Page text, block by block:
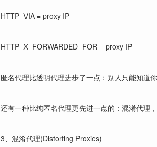
HTTP_VIA = proxy IP
HTTP_X_FORWARDED_FOR = proxy IP
匿名代理比透明代理进步了一点：别人只能知道
还有一种比纯匿名代理更先进一点的：混淆代理
3、混淆代理(Distorting Proxies)